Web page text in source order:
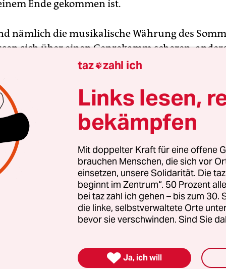
Ende gekommen ist.
nämlich die musikalische Währung des
sich über einen Genrekamm scheren,
möglichst offen – aber alle Festivals eint,
Positionen, so ein Festival zum Festival wird.
im Haus der Kulturen der Welt hat
Ende Juli war Start, und bis
dort noch der britische Beitrag zum Pop
auch lässig über die Bande gespielt
zum Beispiel bei Mitch & Mitch hören kann,
Ensemble aus Polen, das eine zickig tanzbare
im Programm hat(John-Foster-Dulles-Allee
nichts im Speziellen empfehlen will man
zum Zehnjährigen gönnt, da darf man
taz zahl ich
Links lesen,
bekämpfen
Mit doppelter Kraft für eine offene
brauchen Menschen, die sich vor
einsetzen, unsere Solidarität. Die
beginnt im Zentrum“. 50 Prozent
bei taz zahl ich gehen – bis zum
die linke, selbstverwaltete Orte
bevor sie verschwinden. Sind Sie
 Ja, ich will